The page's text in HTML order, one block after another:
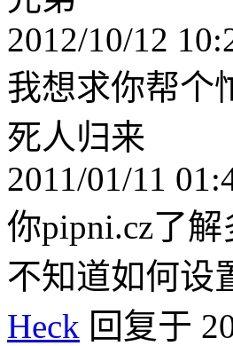
2012/10/12
我想求你帮个
死人归来
2011/01/11
你pipni.cz了
不知道如何设
Heck 回复于